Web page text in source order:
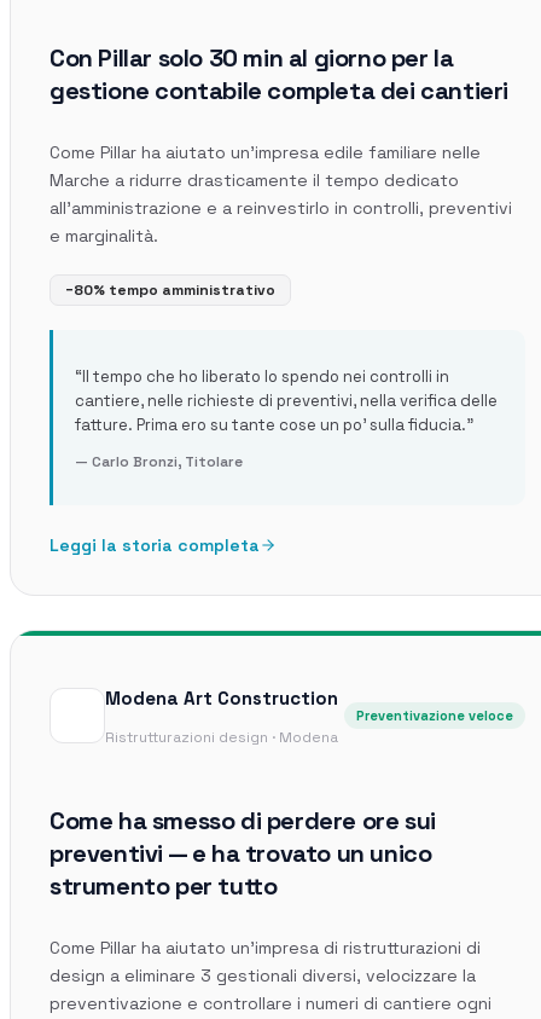
Con Pillar solo 30 min al giorno per la
gestione contabile completa dei cantieri
Come Pillar ha aiutato un'impresa edile familiare nelle
Marche a ridurre drasticamente il tempo dedicato
all'amministrazione e a reinvestirlo in controlli, preventivi
e marginalità.
−80% tempo amministrativo
“Il tempo che ho liberato lo spendo nei controlli in
cantiere, nelle richieste di preventivi, nella verifica delle
fatture. Prima ero su tante cose un po' sulla fiducia.”
— Carlo Bronzi, Titolare
Leggi la storia completa
Modena Art Construction
Ristrutturazioni design · Modena
Preventivazione veloce
Come ha smesso di perdere ore sui
preventivi — e ha trovato un unico
strumento per tutto
Come Pillar ha aiutato un'impresa di ristrutturazioni di
design a eliminare 3 gestionali diversi, velocizzare la
preventivazione e controllare i numeri di cantiere ogni